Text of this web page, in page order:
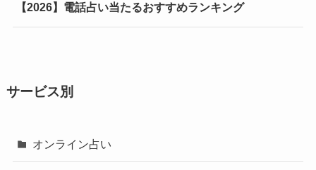
【2026】電話占い当たるおすすめランキング
サービス別
オンライン占い